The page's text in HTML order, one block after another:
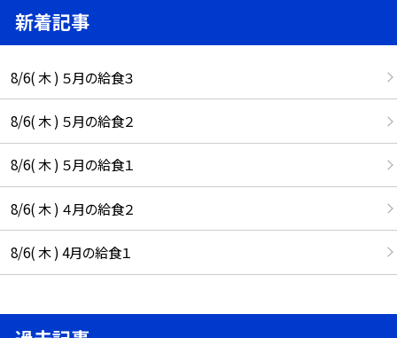
新着記事
8/6( 木 ) ５月の給食３
8/6( 木 ) ５月の給食２
8/6( 木 ) ５月の給食１
8/6( 木 ) ４月の給食２
8/6( 木 ) 4月の給食１